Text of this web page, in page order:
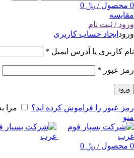
0 محصول / ﷼
مقایسه
ورود / ثبت نام
ورود ایجاد حساب کاربری
نام کاربری یا آدرس ایمیل *
رمز عبور *
ورود
رمز عبور را فراموش کرده اید؟
مرا
منو
0 محصول / ﷼